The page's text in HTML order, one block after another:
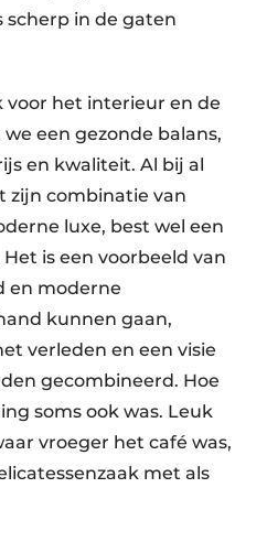
scherp in de gaten
voor het interieur en de
een gezonde balans,
en kwaliteit. Al bij al
zijn combinatie van
luxe, best wel een
is een voorbeeld van
en moderne
kunnen gaan,
verleden en een visie
gecombineerd. Hoe
soms ook was. Leuk
vroeger het café was,
met als